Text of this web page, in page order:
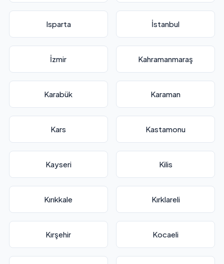
Isparta İstanbul
İzmir Kahramanmaraş
Karabük Karaman
Kars Kastamonu
Kayseri Kilis
Kırıkkale Kırklareli
Kırşehir Kocaeli